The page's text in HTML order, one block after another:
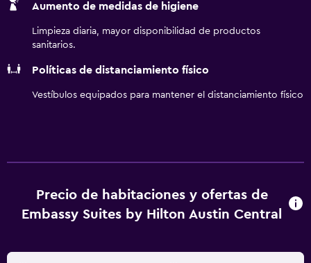
cafetera y tetera. Los baños están equipados con ducha y
diseño, artículos de higiene personal gratuitos y secador
gracias a nuestro acceso a Internet gratis (por cable y
wifi). Se ofrece televisión por cable con canales de
Aumento de medidas de higiene
Limpieza diaria, mayor disponibilidad de productos
sanitarios.
Políticas de distanciamiento físico
Vestíbulos equipados para mantener el distanciamiento físico
Precio de habitaciones y ofertas de
Embassy Suites by Hilton Austin Central